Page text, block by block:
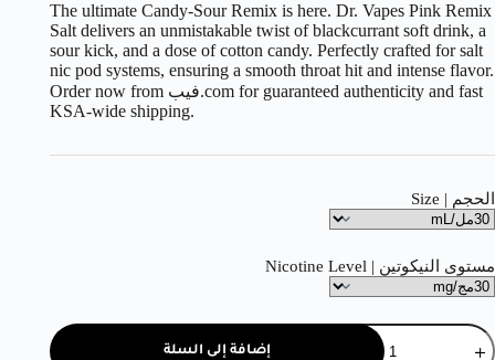
The ultimate Candy-Sour Remix is here. Dr. Vapes Pink Remix
Salt delivers an unmistakable twist of blackcurrant soft drink, a
sour kick, and a dose of cotton candy. Perfectly crafted for salt
nic pod systems, ensuring a smooth throat hit and intense flavor.
Order now from فيب.com for guaranteed authenticity and fast
KSA-wide shipping.
الحجم | Size
مستوى النيكوتين | Nicotine Level
إضافة إلى السلة